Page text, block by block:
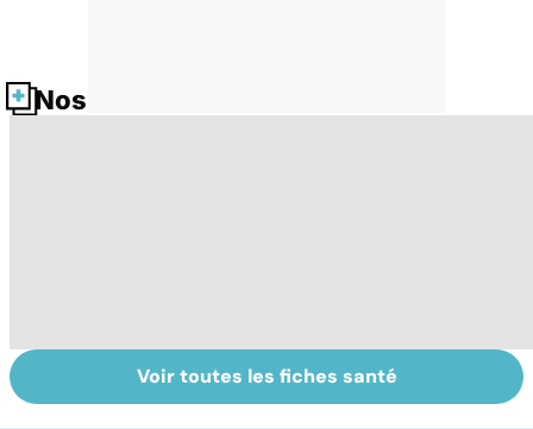
Nos fiches santé
Violences
sexuelles :
Viol : quelle prise
en charge pour
Voir toutes les fiches santé